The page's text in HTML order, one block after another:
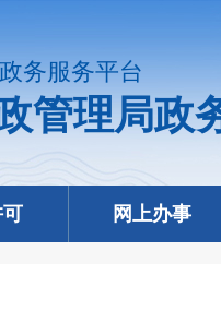
务服务平台
管理局政
网上办事